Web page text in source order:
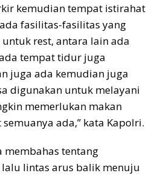
kemudian tempat istirahat
fasilitas-fasilitas yang
rest, antara lain ada
tempat tidur juga
juga ada kemudian juga
digunakan untuk melayani
memerlukan makan
ada,” kata Kapolri.
membahas tentang
lintas arus balik menuju